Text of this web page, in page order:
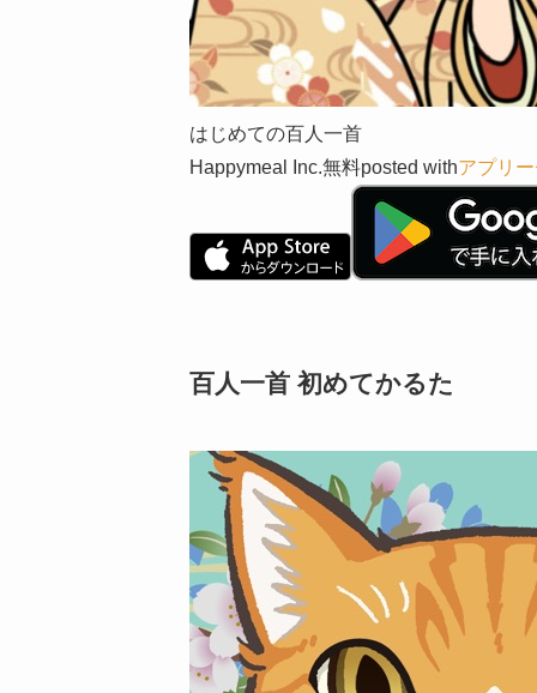
はじめての百人一首
Happymeal Inc.無料posted withアプリ
百人一首 初めてかるた